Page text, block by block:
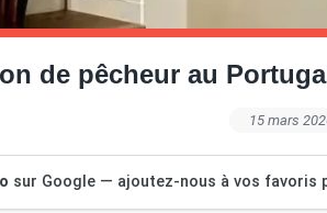
de pêcheur au
15 mars
sur Google — ajoutez-nous à vos